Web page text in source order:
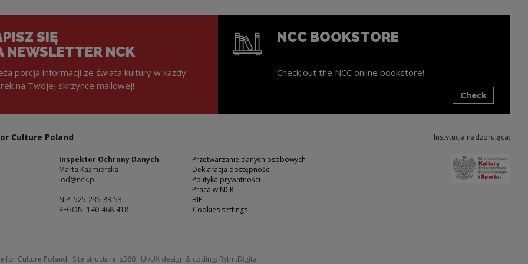
SIĘ
NEWSLETTER NCK
porcja informacji ze świata kultury w każdy
na Twojej skrzynce mailowej!
NCC BOOKSTORE
Check out the NCC online bookstore!
Check
Culture Poland
Inspektor Ochrony Danych
Marta Kaźmierska
iod@nck.pl
NIP: 525-235-83-53
REGON: 140-468-418
Przetwarzanie danych osobowych
Deklaracja dostępności
Polityka prywatności
Praca w NCK
BIP
Cookies settings
Instytucja nadzorująca:
for Culture Poland Site structure: s360Note, the link will open in a new window
UI/UX design & coding: Rytm.Digital